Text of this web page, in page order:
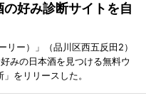
好み診断サイトを自
ー）」（品川区西五反田2）
みの日本酒を見つける無料ウ
をリリースした。